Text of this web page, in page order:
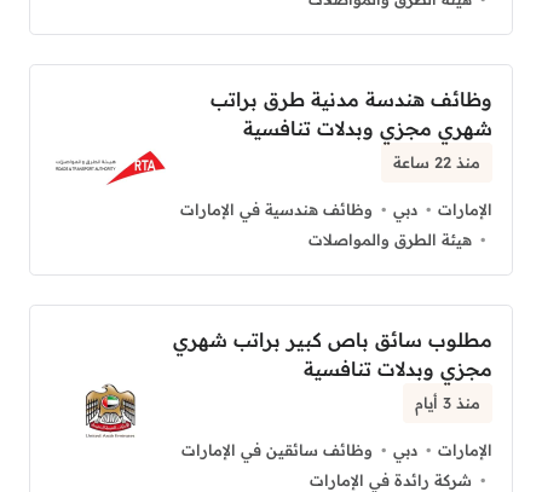
وظائف هندسة مدنية طرق براتب
شهري مجزي وبدلات تنافسية
منذ 22 ساعة
الإمارات دبي
وظائف هندسية في الإمارات
هيئة الطرق والمواصلات
مطلوب سائق باص كبير براتب شهري
مجزي وبدلات تنافسية
منذ 3 أيام
الإمارات دبي
وظائف سائقين في الإمارات
شركة رائدة في الإمارات